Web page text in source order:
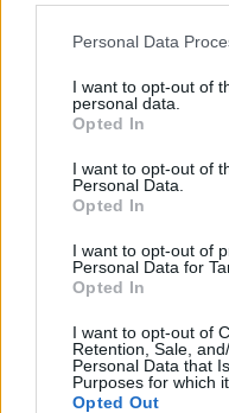
Personal Data
I want to opt-out of
personal data.
Opted In
I want to opt-out of
Personal Data.
Opted In
I want to opt-out of
Personal Data for
Opted In
I want to opt-out of
Retention, Sale,
Personal Data that
Purposes for which
Opted Out